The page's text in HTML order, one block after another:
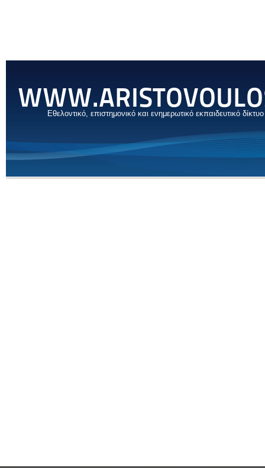
Εθελοντικό, επιστημονικό και ενημερωτικό εκπαιδευτικό δίκτυο